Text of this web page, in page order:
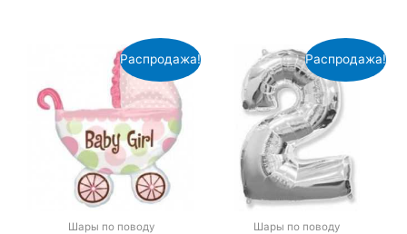
Распродажа!
Шары по поводу
Распродажа!
Шары по поводу